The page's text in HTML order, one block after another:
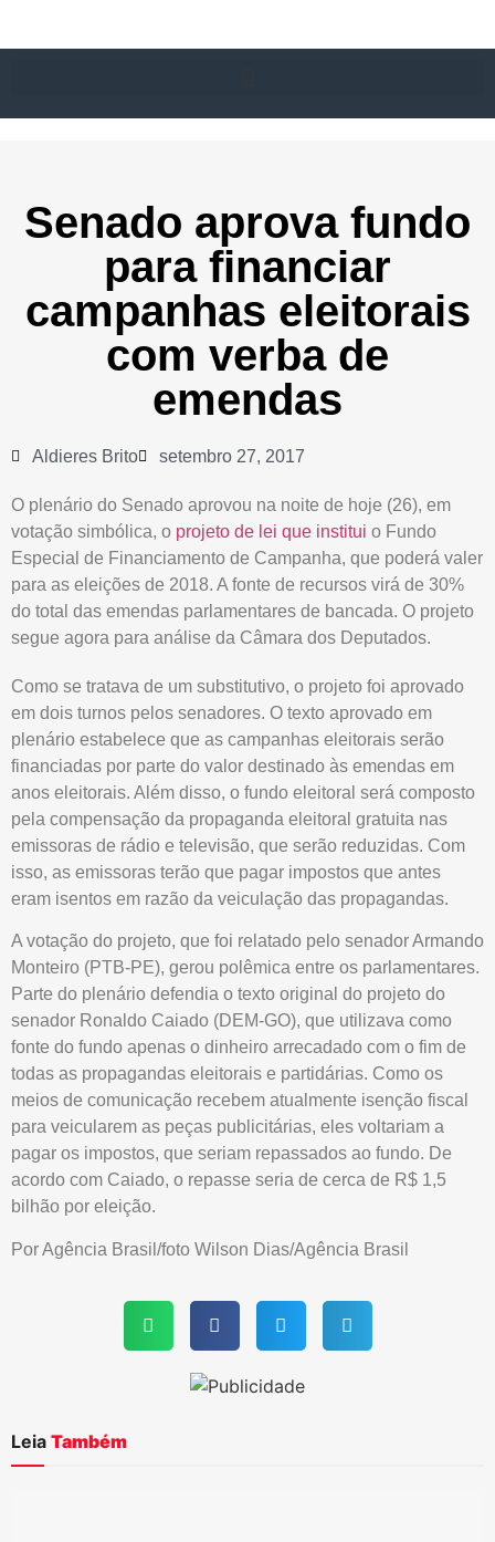
Senado aprova fundo
para financiar
campanhas eleitorais
com verba de
emendas
Aldieres Brito setembro 27, 2017
O plenário do Senado aprovou na noite de hoje (26), em
votação simbólica, o projeto de lei que institui o Fundo
Especial de Financiamento de Campanha, que poderá valer
para as eleições de 2018. A fonte de recursos virá de 30%
do total das emendas parlamentares de bancada. O projeto
segue agora para análise da Câmara dos Deputados.
Como se tratava de um substitutivo, o projeto foi aprovado
em dois turnos pelos senadores. O texto aprovado em
plenário estabelece que as campanhas eleitorais serão
financiadas por parte do valor destinado às emendas em
anos eleitorais. Além disso, o fundo eleitoral será composto
pela compensação da propaganda eleitoral gratuita nas
emissoras de rádio e televisão, que serão reduzidas. Com
isso, as emissoras terão que pagar impostos que antes
eram isentos em razão da veiculação das propagandas.
A votação do projeto, que foi relatado pelo senador Armando
Monteiro (PTB-PE), gerou polêmica entre os parlamentares.
Parte do plenário defendia o texto original do projeto do
senador Ronaldo Caiado (DEM-GO), que utilizava como
fonte do fundo apenas o dinheiro arrecadado com o fim de
todas as propagandas eleitorais e partidárias. Como os
meios de comunicação recebem atualmente isenção fiscal
para veicularem as peças publicitárias, eles voltariam a
pagar os impostos, que seriam repassados ao fundo. De
acordo com Caiado, o repasse seria de cerca de R$ 1,5
bilhão por eleição.
Por Agência Brasil/foto Wilson Dias/Agência Brasil
Leia Também